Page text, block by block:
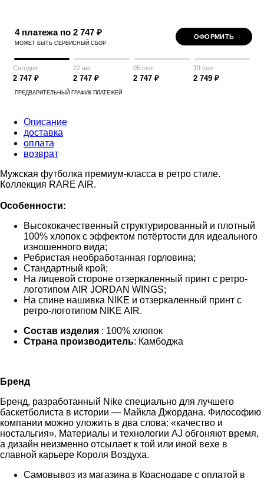
4 платежа по 2 747 ₽
МОЖЕТ БЫТЬ СЕРВИСНЫЙ СБОР
ОФОРМИТЬ
Сегодня
2 747 ₽
22 авг
2 747 ₽
05 сен
2 747 ₽
19 сен
2 749 ₽
ПРЕДВАРИТЕЛЬНЫЙ ГРАФИК ПЛАТЕЖЕЙ
Описание
доставка
оплата
возврат
Мужская футболка премиум-класса в ретро стиле.
Коллекция RARE AIR.
Особенности:
Высококачественный структурированный и плотный
100% хлопок с эффектом потёртости для идеального
изношенного вида;
Ребристая необработанная горловина;
Стандартный крой;
На лицевой стороне отзеркаленный принт с ретро-
логотипом AIR JORDAN WINGS;
На спине нашивка NIKE и отзеркаленный принт с
ретро-логотипом NIKE AIR.
Состав изделия : 100% хлопок
Страна производитель: Камбоджа
Бренд
Бренд, разработанный Nike специально для лучшего
баскетболиста в истории — Майкла Джордана. Философию
компании можно уложить в два слова: «качество и
ностальгия». Материалы и технологии AJ обгоняют время,
а дизайн неизменно отсылает к той или иной вехе в
славной карьере Короля Воздуха.
Самовывоз из магазина в Краснодаре с оплатой в